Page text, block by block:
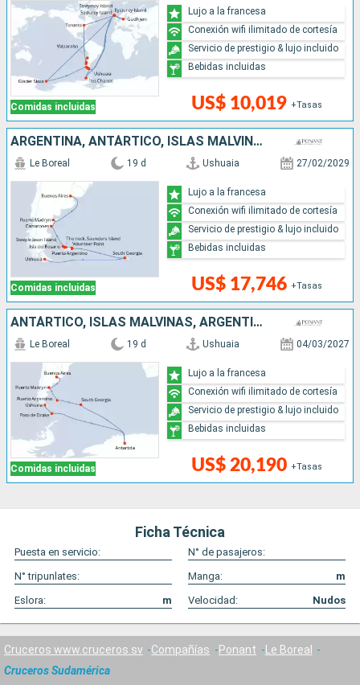
Comidas incluidas US$ 10,019 +Tasas
Lujo a la francesa
Conexión wifi ilimitado de cortesía
Servicio de prestigio & lujo incluido
Bebidas incluidas
ARGENTINA, ANTÁRTICO, ISLAS MALVINAS, REINO UNIDO
Comidas incluidas
Le Boreal 19 d Ushuaia 27/02/2029
US$ 17,746 +Tasas
Lujo a la francesa
Conexión wifi ilimitado de cortesía
Servicio de prestigio & lujo incluido
Bebidas incluidas
ANTÁRTICO, ISLAS MALVINAS, ARGENTINA
Comidas incluidas
Le Boreal 19 d Ushuaia 04/03/2027
US$ 20,190 +Tasas
Lujo a la francesa
Conexión wifi ilimitado de cortesía
Servicio de prestigio & lujo incluido
Bebidas incluidas
Ficha Técnica
Puesta en servicio:
N° de pasajeros:
N° tripunlates:
Manga:
m
Eslora:
m Velocidad: Nudos
Cruceros www.cruceros.sv Compañías Ponant
Le Boreal
Cruceros Sudamérica